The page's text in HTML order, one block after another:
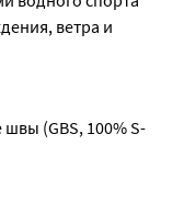
ветра и
(GBS, 100% S-